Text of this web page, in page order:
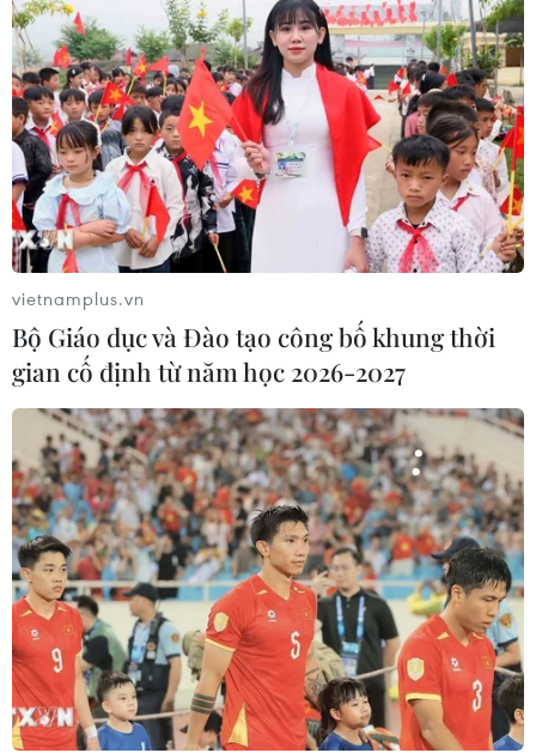
vietnamplus.vn
Bộ Giáo dục và Đào tạo công bố khung thời
gian cố định từ năm học 2026-2027